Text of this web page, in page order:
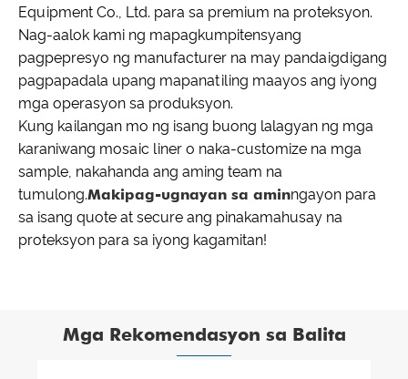
Equipment Co., Ltd. para sa premium na proteksyon.
Nag-aalok kami ng mapagkumpitensyang
pagpepresyo ng manufacturer na may pandaigdigang
pagpapadala upang mapanatiling maayos ang iyong
mga operasyon sa produksyon.
Kung kailangan mo ng isang buong lalagyan ng mga
karaniwang mosaic liner o naka-customize na mga
sample, nakahanda ang aming team na
tumulong.Makipag-ugnayan sa aminngayon para
sa isang quote at secure ang pinakamahusay na
proteksyon para sa iyong kagamitan!
Mga Rekomendasyon sa Balita